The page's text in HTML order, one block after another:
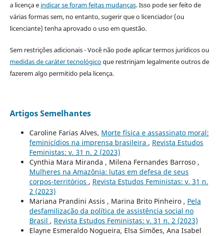
a licença e indicar se foram feitas mudanças. Isso pode ser feito de
várias formas sem, no entanto, sugerir que o licenciador (ou
licenciante) tenha aprovado o uso em questão.
Sem restrições adicionais - Você não pode aplicar termos jurídicos ou
medidas de caráter tecnológicoque restrinjam legalmente outros de
fazerem algo permitido pela licença.
Artigos Semelhantes
Caroline Farias Alves, Morte física e assassinato moral:
feminicídios na imprensa brasileira , Revista Estudos
Feministas: v. 31 n. 2 (2023)
Cynthia Mara Miranda , Milena Fernandes Barroso ,
Mulheres na Amazônia: lutas em defesa de seus
corpos-territórios , Revista Estudos Feministas: v. 31 n.
2 (2023)
Mariana Prandini Assis , Marina Brito Pinheiro , Pela
desfamilização da política de assistência social no
Brasil , Revista Estudos Feministas: v. 31 n. 2 (2023)
Elayne Esmeraldo Nogueira, Elsa Simões, Ana Isabel